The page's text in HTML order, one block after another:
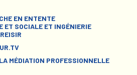
EN ENTENTE
ET SOCIALE ET INGÉNIERIE
MÉDIATION PROFESSIONNELLE